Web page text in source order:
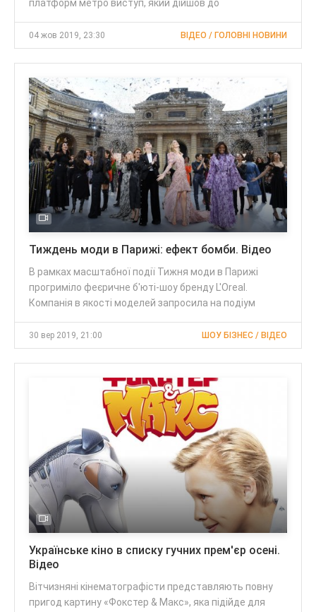
платформ метро виступ, який дійшов до
04 жов 2019, 23:30 ВІДЕО / ГОЛОВНІ НОВИНИ
Тиждень моди в Парижі: ефект бомби. Відео
В рамках масштабної події Тижня моди в Парижі
прогриміло феєричне б'юті-шоу бренду L'Oreal.
Компанія в якості моделей запросила на подіум
30 вер 2019, 21:00 ШОУ БІЗНЕС / ВІДЕО
Українське кіно в списку гучних прем'єр осені.
Відео
Вітчизняні кінематографісти представляють повну
пригод картину «Фокстер & Макс», яка підійде для